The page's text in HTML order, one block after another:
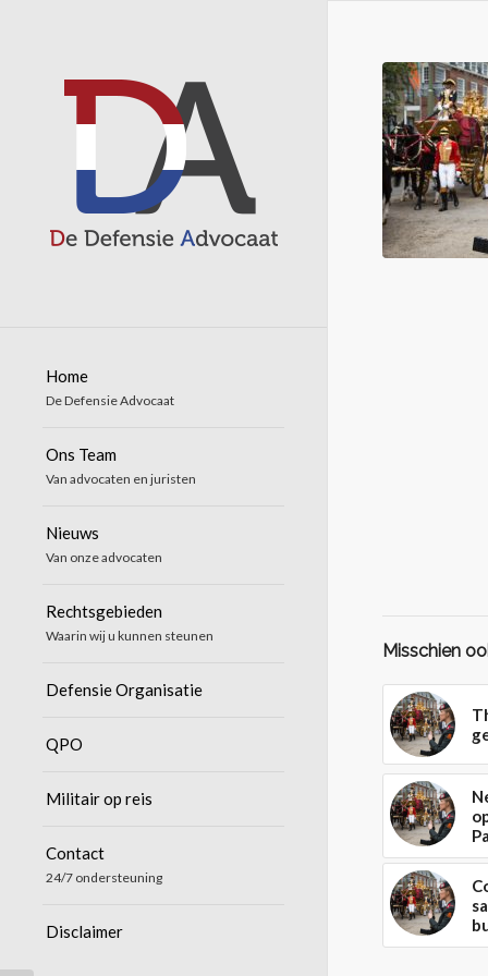
Home
De Defensie Advocaat
Ons Team
Van advocaten en juristen
Nieuws
Van onze advocaten
Rechtsgebieden
Waarin wij u kunnen steunen
Defensie Organisatie
QPO
Militair op reis
Contact
24/7 ondersteuning
Disclaimer
Misschien